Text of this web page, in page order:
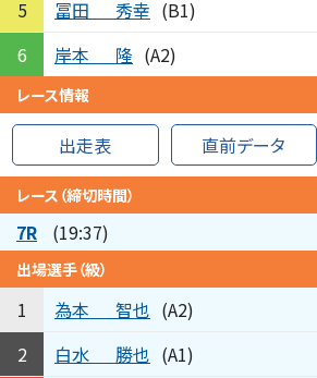
5 冨田 秀幸 (B1)
6
岸本 隆 (A2)
レース情報
出走表 直前データ
レース（締切時間）
7R (19:37)
出場選手（級）
1 為本 智也 (A2)
2
白水 勝也 (A1)